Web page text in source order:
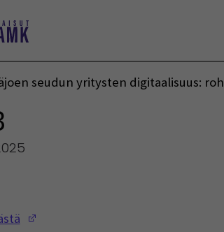
seudun yritysten digitaalisuus: